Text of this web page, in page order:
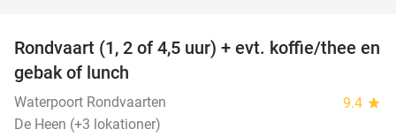
61%
Rondvaart (1, 2 of 4,5 uur) + evt. koffie/thee en
gebak of lunch
Waterpoort Rondvaarten 9.4 star
De Heen (+3 lokationer)